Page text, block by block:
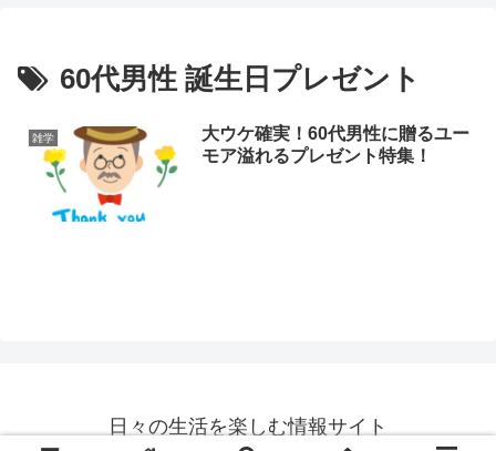
60代男性 誕生日プレゼント
雑学
大ウケ確実！60代男性に贈るユー
モア溢れるプレゼント特集！
日々の生活を楽しむ情報サイト